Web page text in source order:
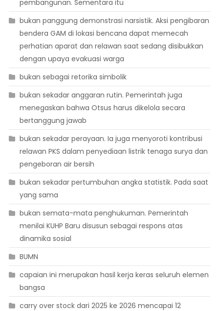
pembangunan. Sementara itu
bukan panggung demonstrasi narsistik. Aksi pengibaran
bendera GAM di lokasi bencana dapat memecah
perhatian aparat dan relawan saat sedang disibukkan
dengan upaya evakuasi warga
bukan sebagai retorika simbolik
bukan sekadar anggaran rutin. Pemerintah juga
menegaskan bahwa Otsus harus dikelola secara
bertanggung jawab
bukan sekadar perayaan. Ia juga menyoroti kontribusi
relawan PKS dalam penyediaan listrik tenaga surya dan
pengeboran air bersih
bukan sekadar pertumbuhan angka statistik. Pada saat
yang sama
bukan semata-mata penghukuman. Pemerintah
menilai KUHP Baru disusun sebagai respons atas
dinamika sosial
BUMN
capaian ini merupakan hasil kerja keras seluruh elemen
bangsa
carry over stock dari 2025 ke 2026 mencapai 12